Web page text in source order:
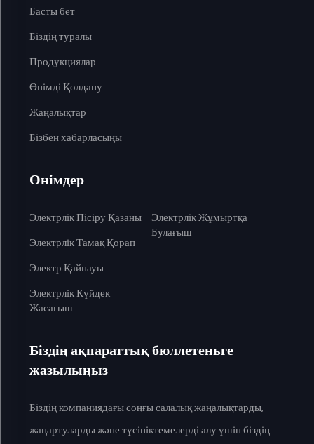
Басты бет
Біздің туралы
Продукциялар
Өнімді Қолдану
Жаңалықтар
Бізбен хабарласыңы
Өнімдер
Электрлік Пісіру Қазаны
Электрлік Тамақ Қорап
Электр Қайнауы
Электрлік Күйдек
Жасағыш
Электрлік Жұмыртқа
Булағыш
Біздің ақпараттық бюллетеньге
жазылыңыз
Біздің компаниядағы соңғы салалық жаңалықтарды,
жаңартуларды және түсініктемелерді алу үшін біздің